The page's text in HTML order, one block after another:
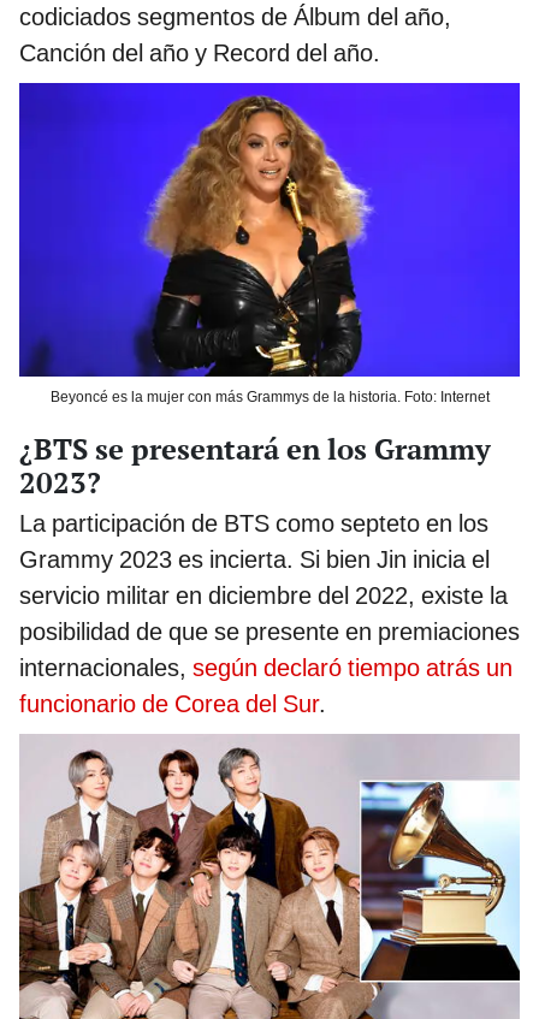
codiciados segmentos de Álbum del año,
Canción del año y Record del año.
Beyoncé es la mujer con más Grammys de la historia. Foto: Internet
¿BTS se presentará en los Grammy
2023?
La participación de BTS como septeto en los
Grammy 2023 es incierta. Si bien Jin inicia el
servicio militar en diciembre del 2022, existe la
posibilidad de que se presente en premiaciones
internacionales, según declaró tiempo atrás un
funcionario de Corea del Sur.